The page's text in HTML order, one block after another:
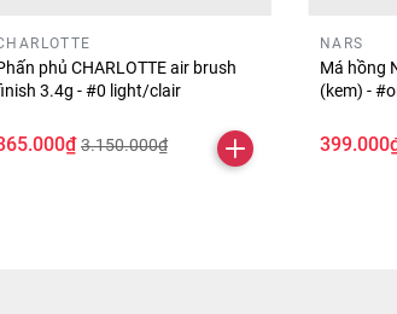
phủ CHARLOTTE air brush
3.4g - #0 light/clair
3.150.000₫
NARS
Má hồng
(kem) -